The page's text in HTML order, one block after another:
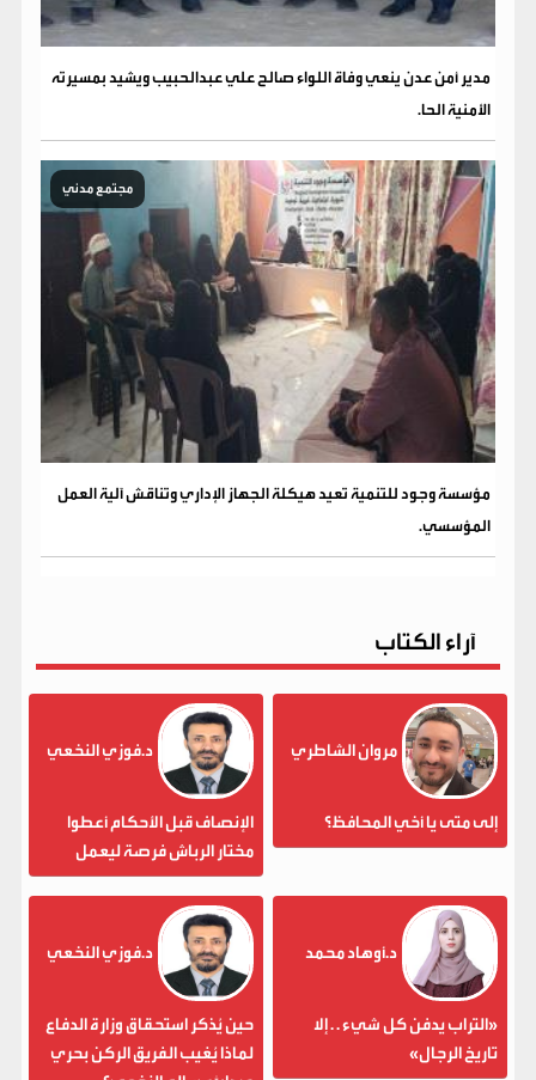
مدير أمن عدن ينعي وفاة اللواء صالح علي عبدالحبيب ويشيد بمسيرته
الأمنية الحا.
مجتمع مدني
مؤسسة وجود للتنمية تعيد هيكلة الجهاز الإداري وتناقش آلية العمل
المؤسسي.
آراء الكتاب
مروان الشاطري
إلى متى يا أخي المحافظ؟
د.فوزي النخعي
الإنصاف قبل الأحكام أعطوا
مختار الرباش فرصة ليعمل
د.أوهاد محمد
«التراب يدفن كل شيء . . إلا
تاريخ الرجال»
د.فوزي النخعي
حين يُذكر استحقاق وزارة الدفاع
لماذا يُغيب الفريق الركن بحري